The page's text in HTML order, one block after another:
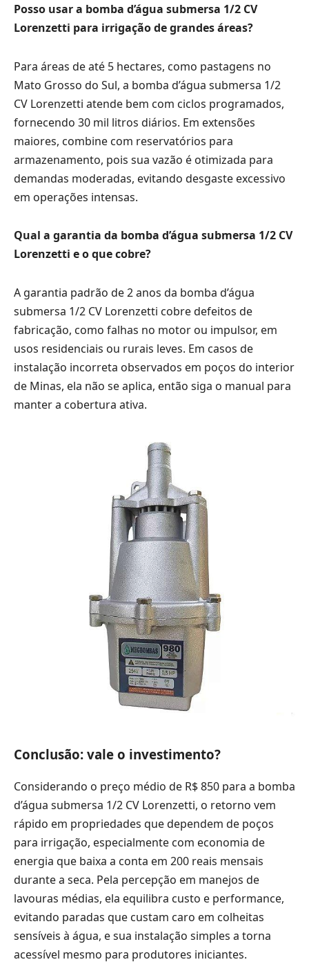
Posso usar a bomba d’água submersa 1/2 CV
Lorenzetti para irrigação de grandes áreas?
Para áreas de até 5 hectares, como pastagens no
Mato Grosso do Sul, a bomba d’água submersa 1/2
CV Lorenzetti atende bem com ciclos programados,
fornecendo 30 mil litros diários. Em extensões
maiores, combine com reservatórios para
armazenamento, pois sua vazão é otimizada para
demandas moderadas, evitando desgaste excessivo
em operações intensas.
Qual a garantia da bomba d’água submersa 1/2 CV
Lorenzetti e o que cobre?
A garantia padrão de 2 anos da bomba d’água
submersa 1/2 CV Lorenzetti cobre defeitos de
fabricação, como falhas no motor ou impulsor, em
usos residenciais ou rurais leves. Em casos de
instalação incorreta observados em poços do interior
de Minas, ela não se aplica, então siga o manual para
manter a cobertura ativa.
Conclusão: vale o investimento?
Considerando o preço médio de R$ 850 para a bomba
d’água submersa 1/2 CV Lorenzetti, o retorno vem
rápido em propriedades que dependem de poços
para irrigação, especialmente com economia de
energia que baixa a conta em 200 reais mensais
durante a seca. Pela percepção em manejos de
lavouras médias, ela equilibra custo e performance,
evitando paradas que custam caro em colheitas
sensíveis à água, e sua instalação simples a torna
acessível mesmo para produtores iniciantes.